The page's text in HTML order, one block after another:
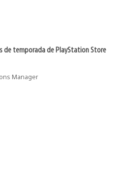
de temporada de PlayStation Store
Manager